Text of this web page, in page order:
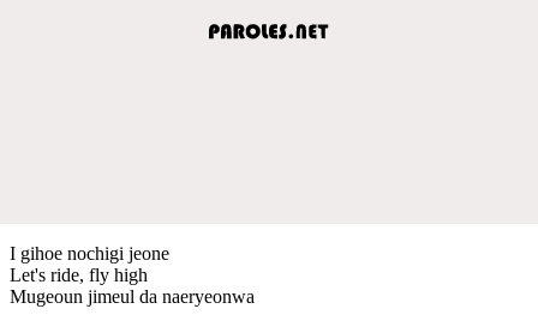
I gihoe nochigi jeone
Let's ride, fly high
Mugeoun jimeul da naeryeonwa